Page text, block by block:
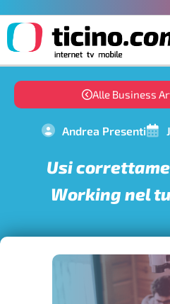
Alle Business
Andrea Presenti
Usi
Working nel